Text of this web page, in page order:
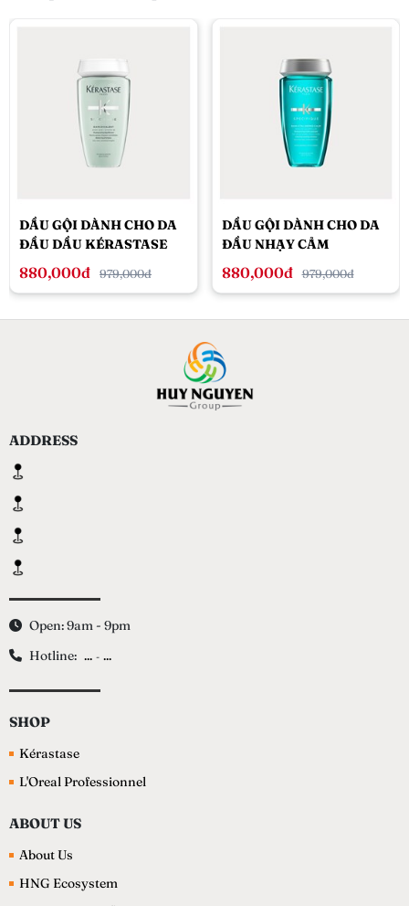
DẦU GỘI DÀNH CHO DA
ĐẦU DẦU KÉRASTASE
DIVALENT 250ML
880,000đ 979,000đ
DẦU GỘI DÀNH CHO DA
ĐẦU NHẠY CẢM
DERMO-CALM 250ML -
880,000đ 979,000đ
ADDRESS
Open: 9am - 9pm
Hotline: ... - ...
SHOP
Kérastase
L'Oreal Professionnel
ABOUT US
About Us
HNG Ecosystem